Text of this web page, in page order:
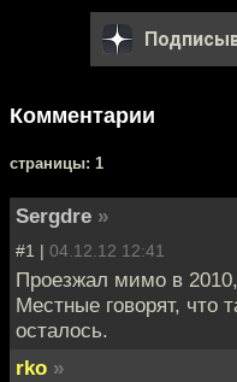
Комментарии
cтраницы: 1
Sergdre »
#1 | 04.12.12 12:41
Проезжал мимо в
Местные говорят, что
осталось.
rko »